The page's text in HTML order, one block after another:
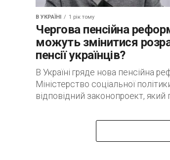
В УКРАЇНІ 1 рік тому
Чергова пенсійна
можуть змінитися
пенсії українців?
В Україні гряде нова пенсійна
Міністерство соціальної
відповідний законопроект,
потрапив на розгляд парламенту.
заявляється, головною метою